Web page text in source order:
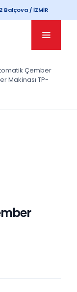
Balçova / İZMİR
Çember
Makinası TP-